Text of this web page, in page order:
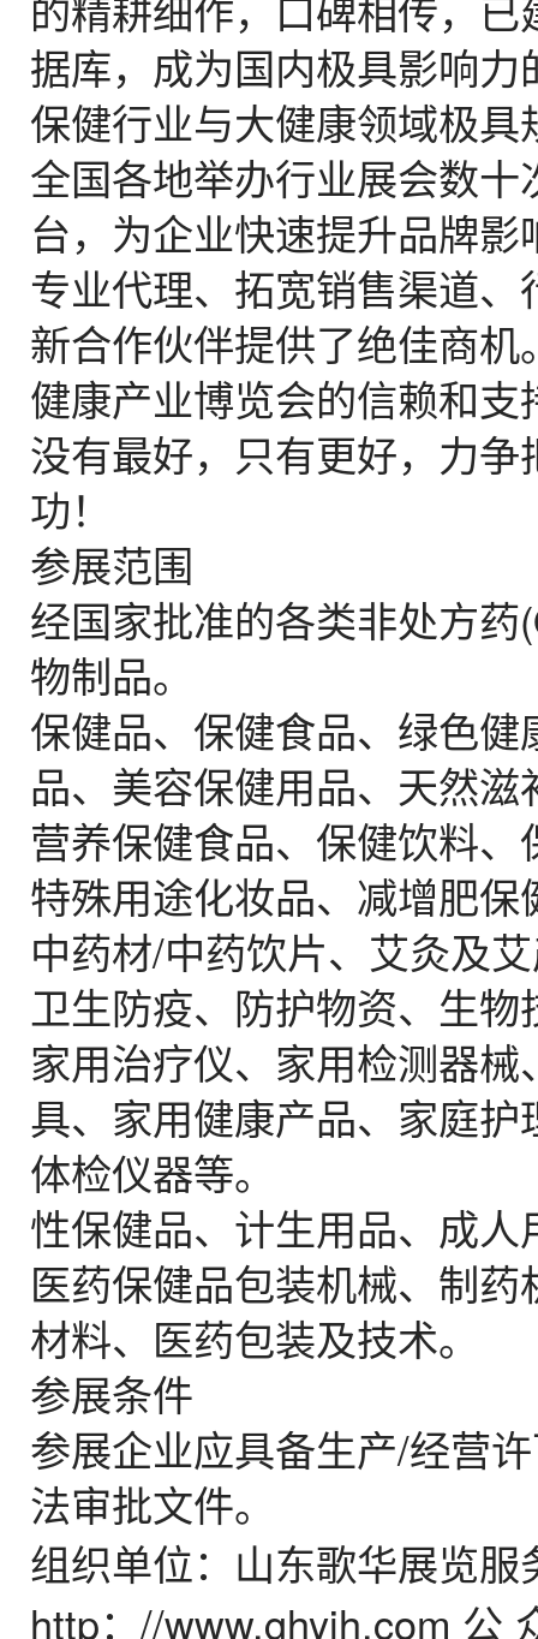
据库，成为国内极具影响
保健行业与大健康领域极
全国各地举办行业展会数
台，为企业快速提升品牌
专业代理、拓宽销售渠道
新合作伙伴提供了绝佳商
健康产业博览会的信赖和
没有最好，只有更好，力
功！
参展范围
经国家批准的各类非处方
物制品。
保健品、保健食品、绿色
品、美容保健用品、天然
营养保健食品、保健饮料
特殊用途化妆品、减增肥保
中药材/中药饮片、艾灸及
卫生防疫、防护物资、生物
家用治疗仪、家用检测器
具、家用健康产品、家庭
体检仪器等。
性保健品、计生用品、成
医药保健品包装机械、制
材料、医药包装及技术。
参展条件
参展企业应具备生产/经营
法审批文件。
组织单位：山东歌华展览
http：//www.ghyjh.com 公